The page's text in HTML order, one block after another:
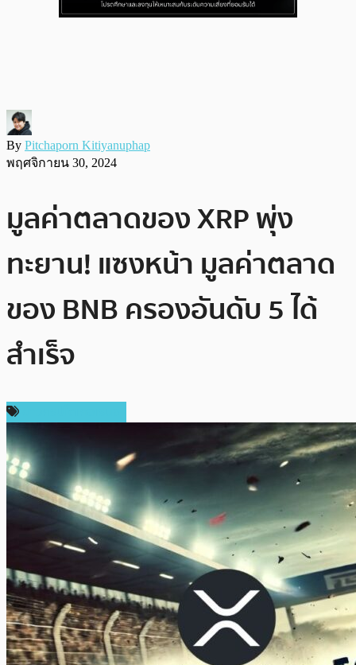
By Pitchaporn Kitiyanuphap
พฤศจิกายน 30, 2024
มูลค่าตลาดของ XRP พุ่ง
ทะยาน! แซงหน้า มูลค่าตลาด
ของ BNB ครองอันดับ 5 ได้
สำเร็จ